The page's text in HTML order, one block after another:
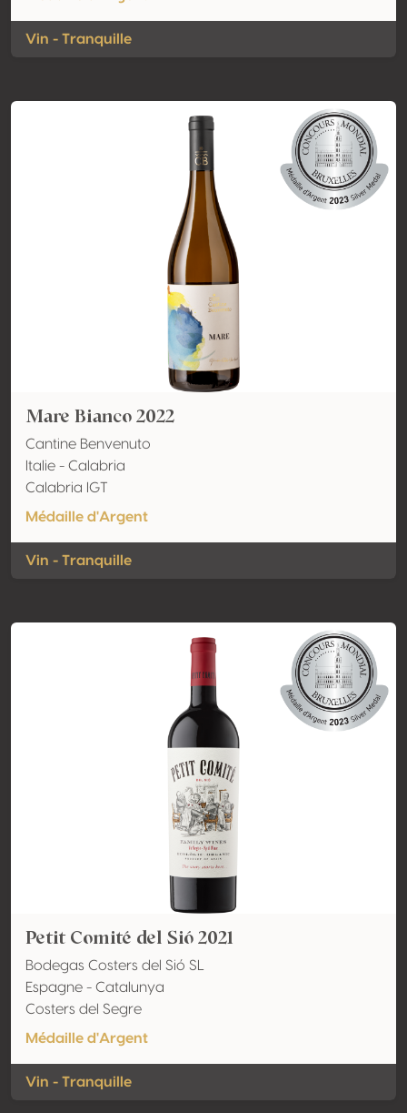
Vin - Tranquille
Mare Bianco 2022
Cantine Benvenuto
Italie - Calabria
Calabria IGT
Médaille d'Argent
Vin - Tranquille
Petit Comité del Sió 2021
Bodegas Costers del Sió SL
Espagne - Catalunya
Costers del Segre
Médaille d'Argent
Vin - Tranquille